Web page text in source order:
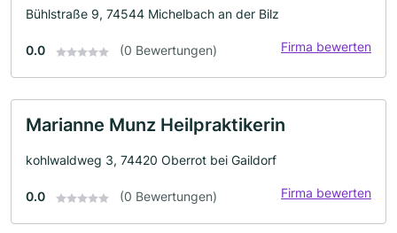
Bühlstraße 9, 74544 Michelbach an der Bilz
0.0 (0 Bewertungen) Firma bewerten
Marianne Munz Heilpraktikerin
kohlwaldweg 3, 74420 Oberrot bei Gaildorf
0.0 (0 Bewertungen) Firma bewerten